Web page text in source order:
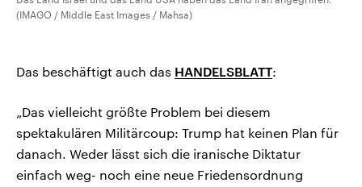
(IMAGO / Middle East Images / Mahsa)
Das beschäftigt auch das HANDELSBLATT:
„Das vielleicht größte Problem bei diesem
spektakulären Militärcoup: Trump hat keinen Plan für
danach. Weder lässt sich die iranische Diktatur
einfach weg- noch eine neue Friedensordnung